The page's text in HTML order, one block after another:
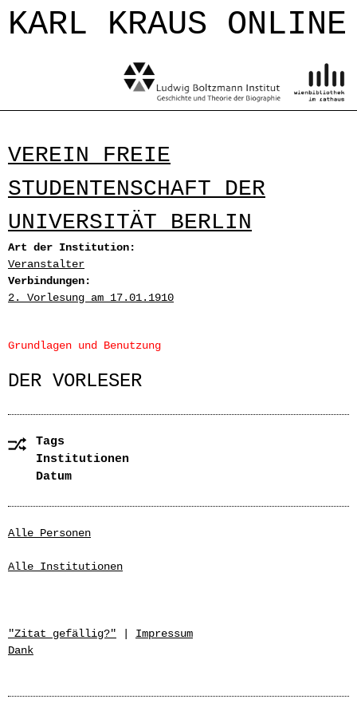
Jump to navigation
KARL KRAUS ONLINE
VEREIN FREIE
STUDENTENSCHAFT DER
UNIVERSITÄT BERLIN
Art der Institution:
Veranstalter
Verbindungen:
2. Vorlesung am 17.01.1910
Grundlagen und Benutzung
DER VORLESER
Tags
Institutionen
Datum
Alle Personen
Alle Institutionen
"Zitat gefällig?"
Impressum
Dank